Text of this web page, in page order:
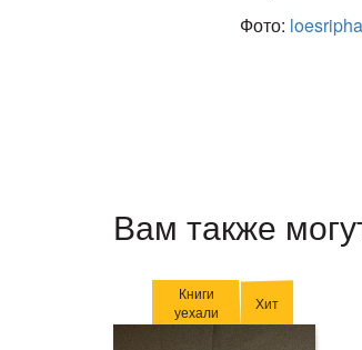
Фото:
Вам также
Книги
уехали
Хит